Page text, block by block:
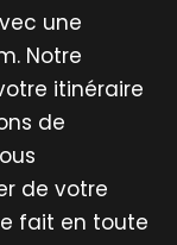
une
Notre
itinéraire
de
de votre
fait en toute